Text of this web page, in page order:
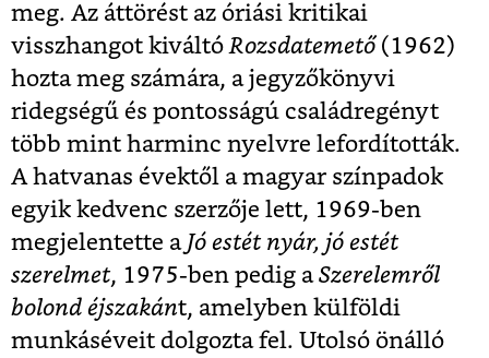
meg. Az áttörést az óriási kritikai
visszhangot kiváltó Rozsdatemető(1962)
hozta meg számára, a jegyzőkönyvi
ridegségű és pontosságú családregényt
több mint harminc nyelvre lefordították.
A hatvanas évektől a magyar színpadok
egyik kedvenc szerzője lett, 1969-ben
megjelentette a Jó estét nyár, jó estét
szerelmet, 1975-ben pedig aSzerelemről
bolond éjszakánt, amelyben külföldi
munkáséveit dolgozta fel. Utolsó önálló